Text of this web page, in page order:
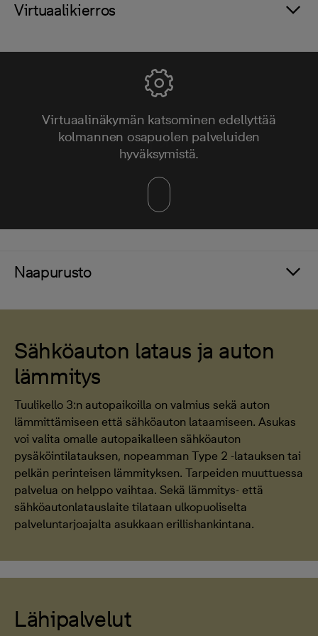
Virtuaalikierros
Virtuaalinäkymän katsominen edellyttää
kolmannen osapuolen palveluiden
hyväksymistä.
Naapurusto
Sähköauton lataus ja auton
lämmitys
Tuulikello 3:n autopaikoilla on valmius sekä auton
lämmittämiseen että sähköauton lataamiseen. Asukas
voi valita omalle autopaikalleen sähköauton
pysäköintilatauksen, nopeamman Type 2 -latauksen tai
pelkän perinteisen lämmityksen. Tarpeiden muuttuessa
palvelua on helppo vaihtaa. Sekä lämmitys- että
sähköautonlatauslaite tilataan ulkopuoliselta
palveluntarjoajalta asukkaan erillishankintana.
Lähipalvelut